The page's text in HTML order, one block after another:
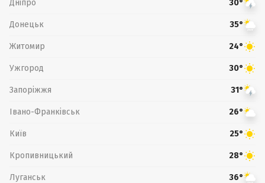
Дніпро 30°
Донецьк 35°
Житомир 24°
Ужгород 30°
Запоріжжя 31°
Івано-Франківськ 26°
Київ 25°
Кропивницький 28°
Луганськ 36°